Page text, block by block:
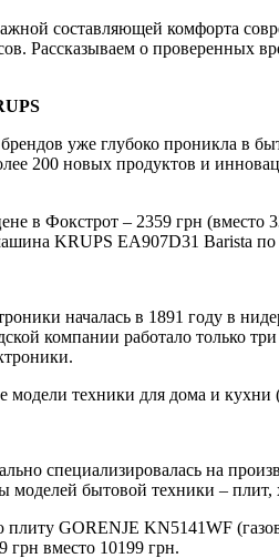
составляющей комфорта
Рассказываем о
уже глубоко проникла в
200 новых продуктов и
в Фокстрот – 2359 грн
KRUPS EA907D31 Barista по
началась в 1891 году в
компании работало только
техники для дома и кухни
специализировалась на
бытовой техники –
GORENJE KN5141WF
грн вместо 10199 грн.